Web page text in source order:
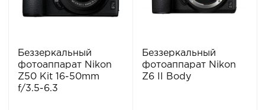
Беззеркальный
фотоаппарат Nikon
Z50 Kit 16-50mm
f/3.5-6.3
Беззеркальный
фотоаппарат Nikon
Z6 II Body